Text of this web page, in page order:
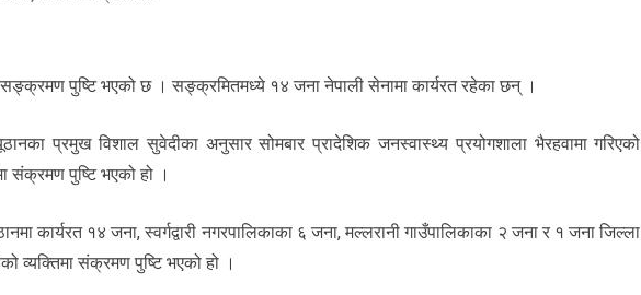
सङ्क्रमण पुष्टि भएको छ । सङ्क्रमितमध्ये १४ जना नेपाली सेनामा कार्यरत रहेका छन् ।
प्रमुख विशाल सुवेदीका अनुसार सोमबार प्रादेशिक जनस्वास्थ्य प्रयोगशाला भैरहवामा गरिएको
संक्रमण पुष्टि भएको हो ।
कार्यरत १४ जना, स्वर्गद्वारी नगरपालिकाका ६ जना, मल्लरानी गाउँपालिकाका २ जना र १ जना जिल्ला
व्यक्तिमा संक्रमण पुष्टि भएको हो ।